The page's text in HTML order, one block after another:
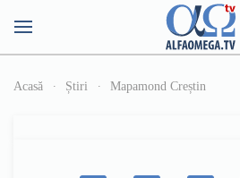
Acasă Știri Mapamond Creștin